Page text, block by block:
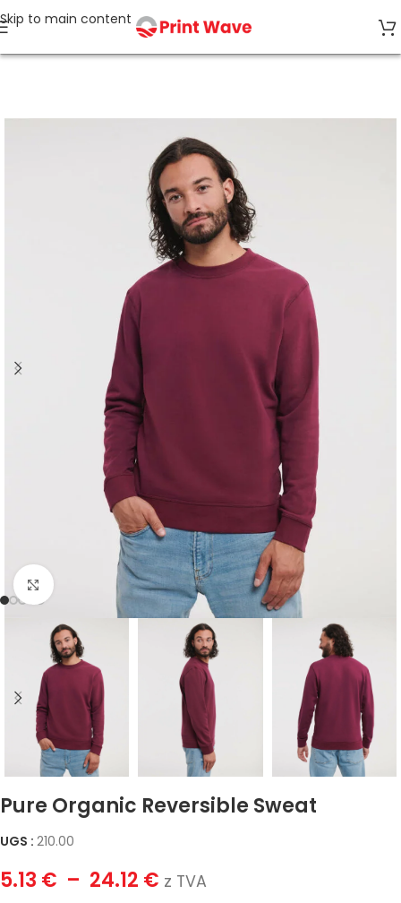
Skip to main content
Click to enlarge
Pure Organic Reversible Sweat
UGS : 210.00
5.13 € – 24.12 € z TVA